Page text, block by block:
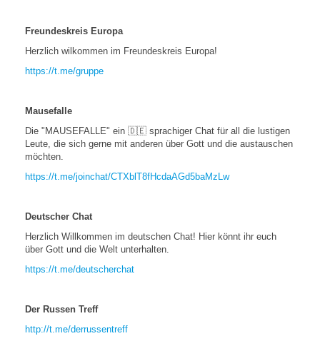
Freundeskreis Europa
Herzlich wilkommen im Freundeskreis Europa!
https://t.me/gruppe
Mausefalle
Die "MAUSEFALLE" ein 🇩🇪 sprachiger Chat für all die lustigen
Leute, die sich gerne mit anderen über Gott und die austauschen
möchten.
https://t.me/joinchat/CTXblT8fHcdaAGd5baMzLw
Deutscher Chat
Herzlich Willkommen im deutschen Chat! Hier könnt ihr euch
über Gott und die Welt unterhalten.
https://t.me/deutscherchat
Der Russen Treff
http://t.me/derrussentreff